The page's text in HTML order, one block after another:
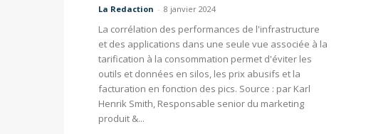
La Redaction - 8 janvier 2024
La corrélation des performances de l'infrastructure
et des applications dans une seule vue associée à la
tarification à la consommation permet d'éviter les
outils et données en silos, les prix abusifs et la
facturation en fonction des pics. Source : par Karl
Henrik Smith, Responsable senior du marketing
produit &...